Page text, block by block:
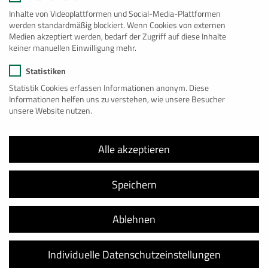
Unsere weiteren Geschäftsbereiche
Inhalte von Videoplattformen und Social-Media-Plattformen
werden standardmäßig blockiert. Wenn Cookies von externen
Medien akzeptiert werden, bedarf der Zugriff auf diese Inhalte
keiner manuellen Einwilligung mehr.
Statistiken
Statistik Cookies erfassen Informationen anonym. Diese
Informationen helfen uns zu verstehen, wie unsere Besucher
unsere Website nutzen.
Alle akzeptieren
Speichern
Ablehnen
Individuelle Datenschutzeinstellungen